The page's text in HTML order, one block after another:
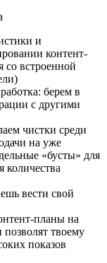
и
контент-
со встроенной
берем в
с другими
чистки среди
на уже
«бусты» для
количества
вести свой
планы на
твоему
показов